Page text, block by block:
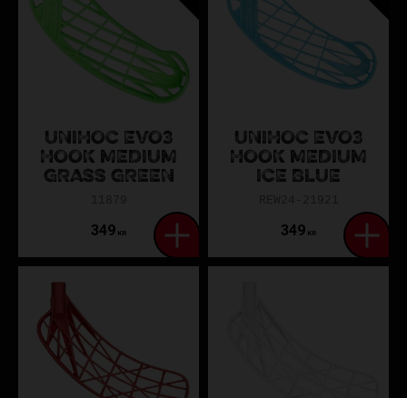
UNIHOC EVO3
HOOK MEDIUM
GRASS GREEN
349 KR
UNIHOC EVO3
HOOK MEDIUM
ICE BLUE
349 KR